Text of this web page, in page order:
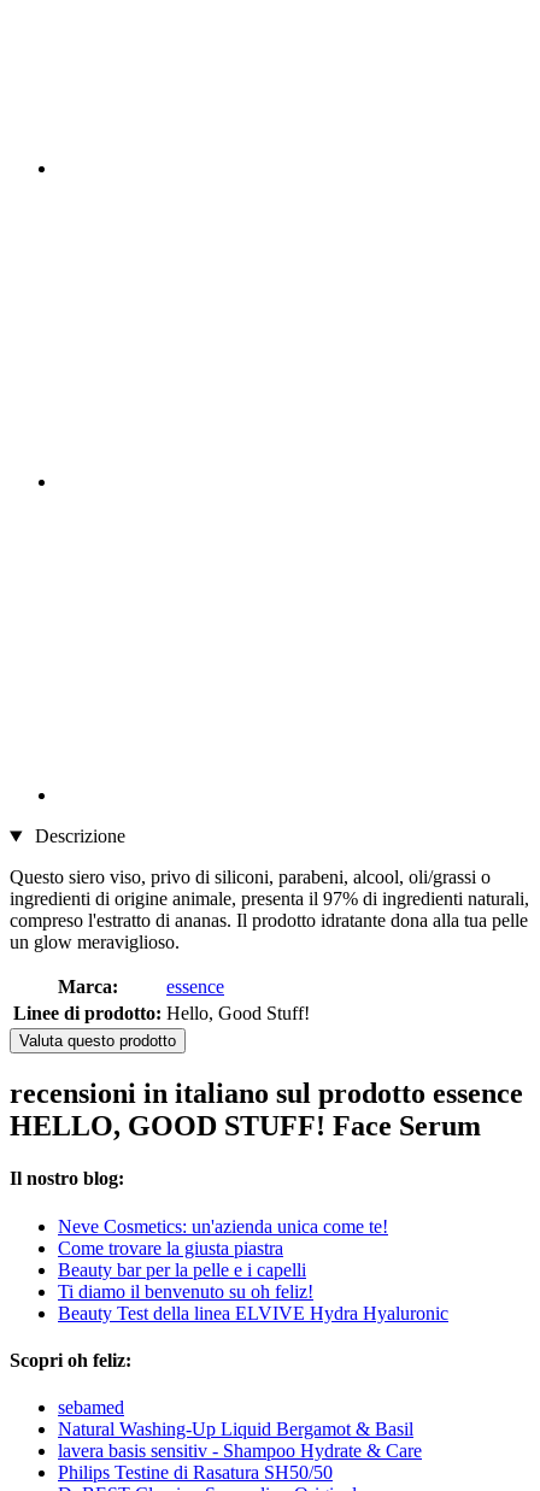
Descrizione
Questo siero viso, privo di siliconi, parabeni, alcool, oli/grassi o
ingredienti di origine animale, presenta il 97% di ingredienti naturali,
compreso l'estratto di ananas. Il prodotto idratante dona alla tua pelle
un glow meraviglioso.
Marca:
essence
Linee di prodotto: Hello, Good Stuff!
Valuta questo prodotto
recensioni in italiano sul prodotto essence
HELLO, GOOD STUFF! Face Serum
Il nostro blog:
Neve Cosmetics: un'azienda unica come te!
Come trovare la giusta piastra
Beauty bar per la pelle e i capelli
Ti diamo il benvenuto su oh feliz!
Beauty Test della linea ELVIVE Hydra Hyaluronic
Scopri oh feliz:
sebamed
Natural Washing-Up Liquid Bergamot & Basil
lavera basis sensitiv - Shampoo Hydrate & Care
Philips Testine di Rasatura SH50/50